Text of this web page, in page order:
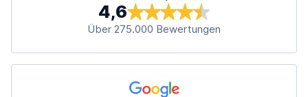
4,6
Über 275.000 Bewertungen